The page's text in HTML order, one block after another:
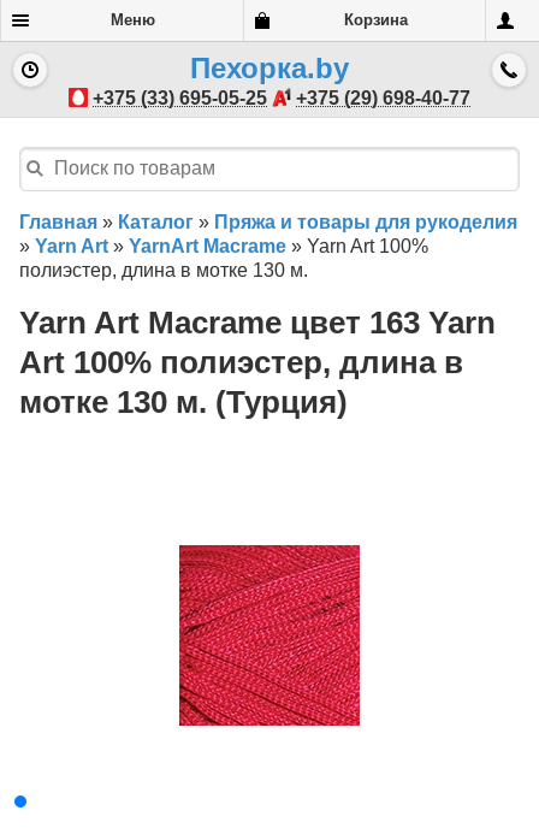
Меню Корзина
Пехорка.by
+375 (33) 695-05-25 +375 (29) 698-40-77
Главная » Каталог » Пряжа и товары для рукоделия
» Yarn Art » YarnArt Macrame » Yarn Art 100%
полиэстер, длина в мотке 130 м.
Yarn Art Macrame цвет 163 Yarn
Art 100% полиэстер, длина в
мотке 130 м. (Турция)